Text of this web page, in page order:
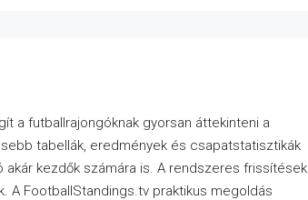
a futballrajongóknak gyorsan áttekinteni a
tabellák, eredmények és csapatstatisztikák
kezdők számára is. A rendszeres frissítések
A FootballStandings.tv praktikus megoldás